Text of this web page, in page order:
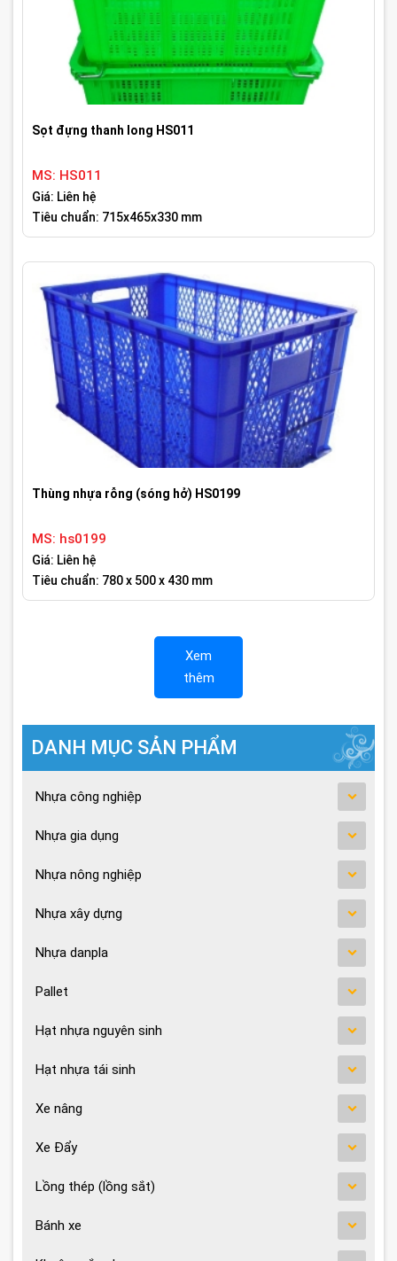
Sọt đựng thanh long HS011
MS: HS011
Giá: Liên hệ
Tiêu chuẩn: 715x465x330 mm
Thùng nhựa rỗng (sóng hở) HS0199
MS: hs0199
Giá: Liên hệ
Tiêu chuẩn: 780 x 500 x 430 mm
Xem
thêm
DANH MỤC SẢN PHẨM
Nhựa công nghiệp
Nhựa gia dụng
Nhựa nông nghiệp
Nhựa xây dựng
Nhựa danpla
Pallet
Hạt nhựa nguyên sinh
Hạt nhựa tái sinh
Xe nâng
Xe Đẩy
Lồng thép (lồng sắt)
Bánh xe